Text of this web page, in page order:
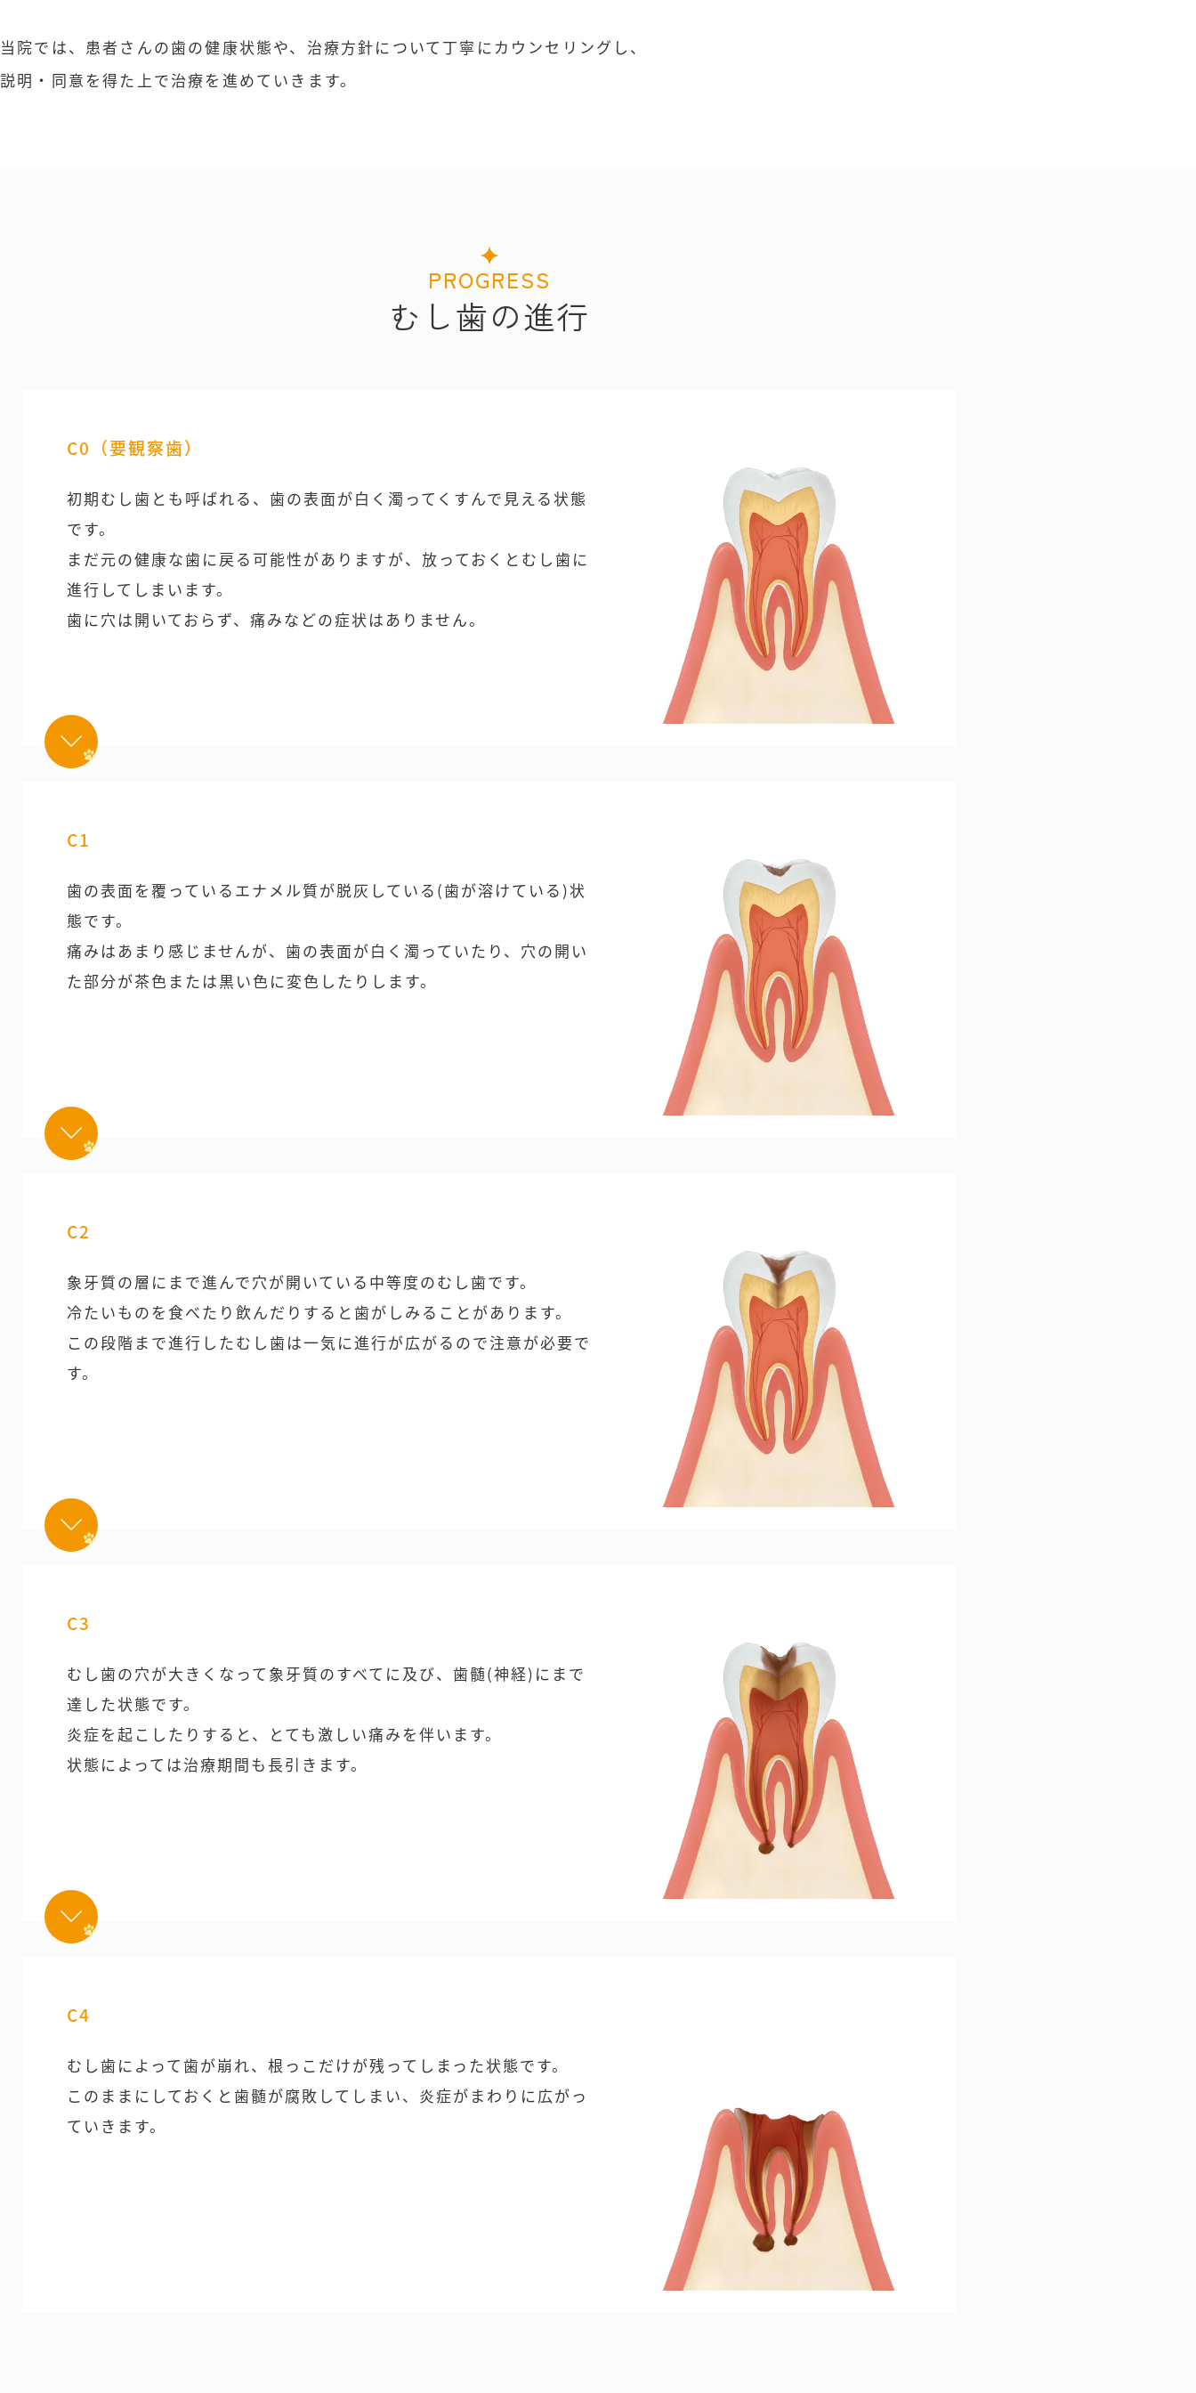
当院では、患者さんの歯の健康状態や、治療方針について丁寧にカウンセリングし、
説明・同意を得た上で治療を進めていきます。
PROGRESS
むし歯の進行
C0（要観察歯）
初期むし歯とも呼ばれる、歯の表面が白く濁ってくすんで見える状態
です。
まだ元の健康な歯に戻る可能性がありますが、放っておくとむし歯に
進行してしまいます。
歯に穴は開いておらず、痛みなどの症状はありません。
C1
歯の表面を覆っているエナメル質が脱灰している(歯が溶けている)状
態です。
痛みはあまり感じませんが、歯の表面が白く濁っていたり、穴の開い
た部分が茶色または黒い色に変色したりします。
C2
象牙質の層にまで進んで穴が開いている中等度のむし歯です。
冷たいものを食べたり飲んだりすると歯がしみることがあります。
この段階まで進行したむし歯は一気に進行が広がるので注意が必要で
す。
C3
むし歯の穴が大きくなって象牙質のすべてに及び、歯髄(神経)にまで
達した状態です。
炎症を起こしたりすると、とても激しい痛みを伴います。
状態によっては治療期間も長引きます。
C4
むし歯によって歯が崩れ、根っこだけが残ってしまった状態です。
このままにしておくと歯髄が腐敗してしまい、炎症がまわりに広がっ
ていきます。